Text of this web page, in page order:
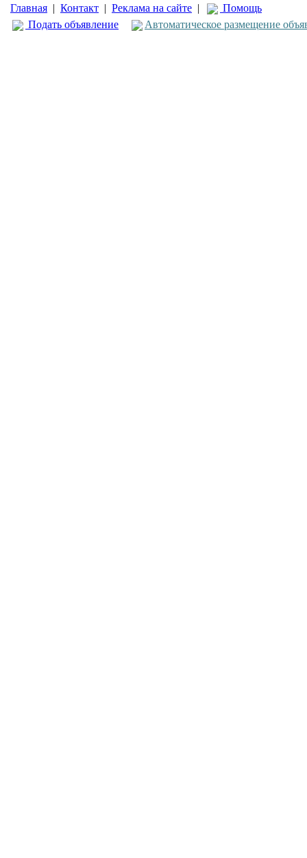
Главная | Контакт | Реклама на сайте |
Помощь
Подать объявление
Автоматическое размещение